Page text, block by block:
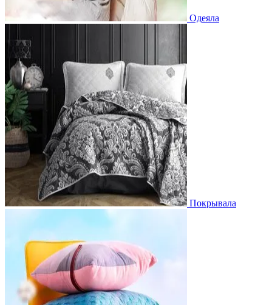
Одеяла
Покрывала